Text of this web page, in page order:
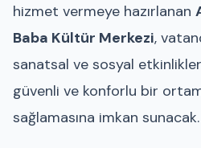
hizmet vermeye hazırlanan
Baba Kültür Merkezi,
sanatsal ve sosyal
güvenli ve konforlu bir
sağlamasına imkan sunacak.